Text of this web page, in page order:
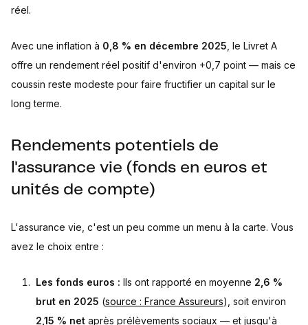
réel.
Avec une inflation à 0,8 % en décembre 2025 , le Livret A
offre un rendement réel positif d'environ +0,7 point — mais ce
coussin reste modeste pour faire fructifier un capital sur le
long terme.
Rendements potentiels de
l'assurance vie (fonds en euros et
unités de compte)
L'assurance vie, c'est un peu comme un menu à la carte. Vous
avez le choix entre :
Les fonds euros : Ils ont rapporté en moyenne 2,6 %
brut en 2025 (source : France Assureurs), soit environ
2,15 % net après prélèvements sociaux — et jusqu'à